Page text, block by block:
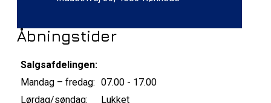
Åbningstider
Salgsafdelingen:
Mandag – fredag: 07.00 - 17.00
Lørdag/søndag:
Lukket